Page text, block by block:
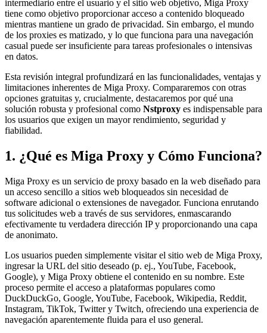
intermediario entre el usuario y el sitio web objetivo, Miga Proxy
tiene como objetivo proporcionar acceso a contenido bloqueado
mientras mantiene un grado de privacidad. Sin embargo, el mundo
de los proxies es matizado, y lo que funciona para una navegación
casual puede ser insuficiente para tareas profesionales o intensivas
en datos.
Esta revisión integral profundizará en las funcionalidades, ventajas y
limitaciones inherentes de Miga Proxy. Compararemos con otras
opciones gratuitas y, crucialmente, destacaremos por qué una
solución robusta y profesional como Nstproxy es indispensable para
los usuarios que exigen un mayor rendimiento, seguridad y
fiabilidad.
1. ¿Qué es Miga Proxy y Cómo Funciona?
Miga Proxy es un servicio de proxy basado en la web diseñado para
un acceso sencillo a sitios web bloqueados sin necesidad de
software adicional o extensiones de navegador. Funciona enrutando
tus solicitudes web a través de sus servidores, enmascarando
efectivamente tu verdadera dirección IP y proporcionando una capa
de anonimato.
Los usuarios pueden simplemente visitar el sitio web de Miga Proxy,
ingresar la URL del sitio deseado (p. ej., YouTube, Facebook,
Google), y Miga Proxy obtiene el contenido en su nombre. Este
proceso permite el acceso a plataformas populares como
DuckDuckGo, Google, YouTube, Facebook, Wikipedia, Reddit,
Instagram, TikTok, Twitter y Twitch, ofreciendo una experiencia de
navegación aparentemente fluida para el uso general.